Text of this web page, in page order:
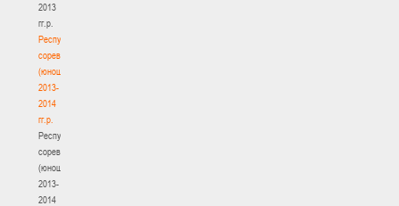
2013
гг.р.
Республиканские
соревнования
(юноши)
2013-
2014
гг.р.
Республиканские
соревнования
(юноши)
2013-
2014